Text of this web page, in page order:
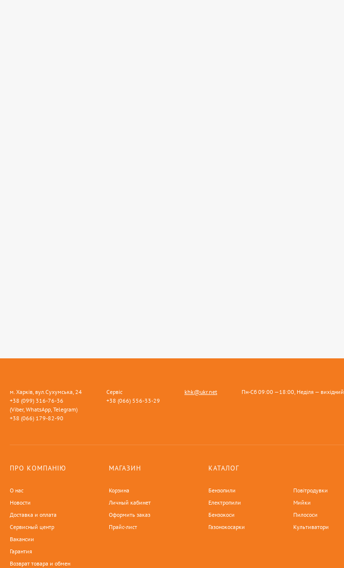
м. Харків, вул.Сухумська, 24
+38 (099) 316-76-36
(Viber, WhatsApp, Telegram)
+38 (066) 179-82-90
Сервіс
+38 (066) 556-33-29
khk@ukr.net Пн-Сб 09:00 —18:00, Неділя — вихідний
ПРО КОМПАНІЮ
О нас
Новости
Доставка и оплата
Сервисный центр
Вакансии
Гарантия
Возврат товара и обмен
МАГАЗИН
Корзина
Личный кабинет
Оформить заказ
Прайс-лист
КАТАЛОГ
Бензопили
Електропили
Бензокоси
Газонокосарки
Повітродувки
Мийки
Пилососи
Культиватори